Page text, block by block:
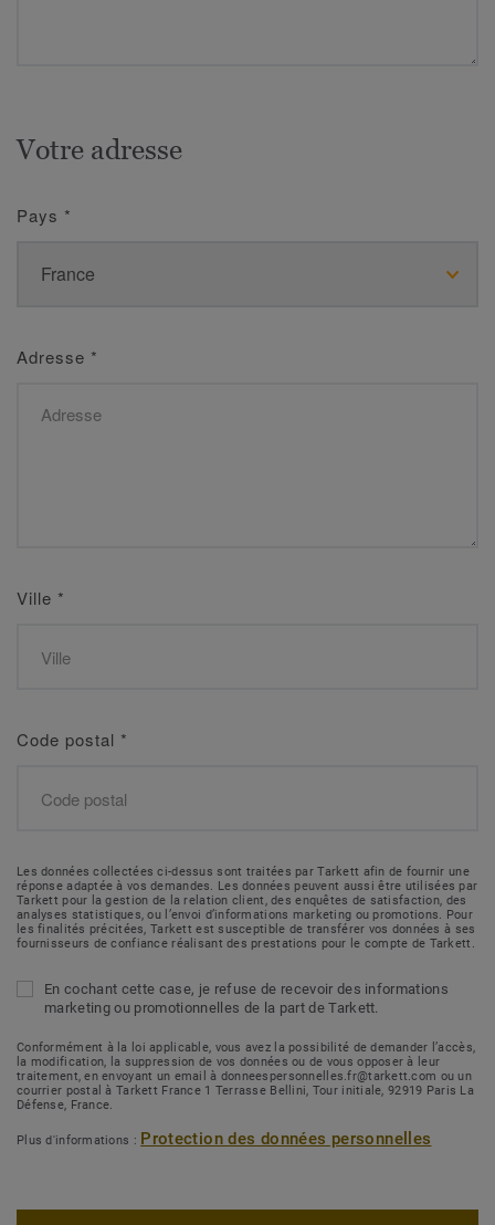
Votre adresse
Pays *
Adresse *
Ville *
Code postal *
Les données collectées ci-dessus sont traitées par Tarkett afin de fournir une
réponse adaptée à vos demandes. Les données peuvent aussi être utilisées par
Tarkett pour la gestion de la relation client, des enquêtes de satisfaction, des
analyses statistiques, ou l’envoi d’informations marketing ou promotions. Pour
les finalités précitées, Tarkett est susceptible de transférer vos données à ses
fournisseurs de confiance réalisant des prestations pour le compte de Tarkett.
En cochant cette case, je refuse de recevoir des informations
marketing ou promotionnelles de la part de Tarkett.
Conformément à la loi applicable, vous avez la possibilité de demander l’accès,
la modification, la suppression de vos données ou de vous opposer à leur
traitement, en envoyant un email à donneespersonnelles.fr@tarkett.com ou un
courrier postal à Tarkett France 1 Terrasse Bellini, Tour initiale, 92919 Paris La
Défense, France.
Plus d'informations : Protection des données personnelles